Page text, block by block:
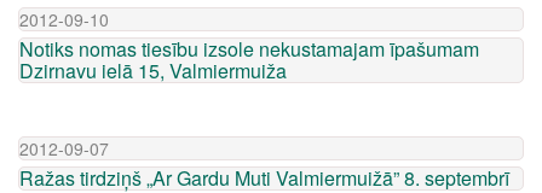
2012-09-10
Notiks nomas tiesību izsole nekustamajam īpašumam
Dzirnavu ielā 15, Valmiermuiža
2012-09-07
Ražas tirdziņš „Ar Gardu Muti Valmiermuižā” 8. septembrī